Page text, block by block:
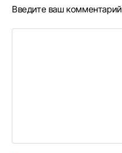
Введите ваш комментарий